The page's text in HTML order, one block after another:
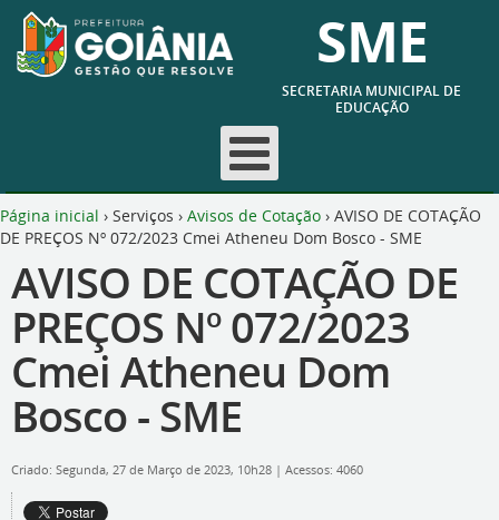
SME
SECRETARIA MUNICIPAL DE
EDUCAÇÃO
Página inicial › Serviços › Avisos de Cotação › AVISO DE COTAÇÃO
DE PREÇOS Nº 072/2023 Cmei Atheneu Dom Bosco - SME
AVISO DE COTAÇÃO DE
PREÇOS Nº 072/2023
Cmei Atheneu Dom
Bosco - SME
Criado: Segunda, 27 de Março de 2023, 10h28 | Acessos: 4060